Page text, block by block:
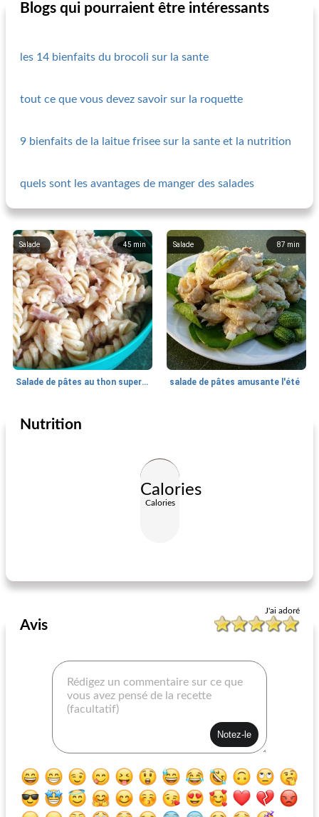
Blogs qui pourraient être intéressants
les 14 bienfaits du brocoli sur la sante
tout ce que vous devez savoir sur la roquette
9 bienfaits de la laitue frisee sur la sante et la nutrition
quels sont les avantages de manger des salades
45 min
Salade
Salade de pâtes au thon super facile
87 min
Salade
salade de pâtes amusante l'été
Salade
Nutrition
Calories
Calories
J'ai adoré
Avis